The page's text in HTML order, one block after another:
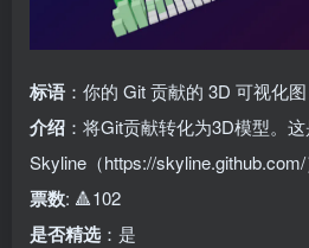
标语 ：你的 Git 贡献的 3D 可视化图
介绍 ：将Git贡献转化为3D模型。
Skyline（https://skyline.github.com/
票数: 🔺102
是否精选 ：是